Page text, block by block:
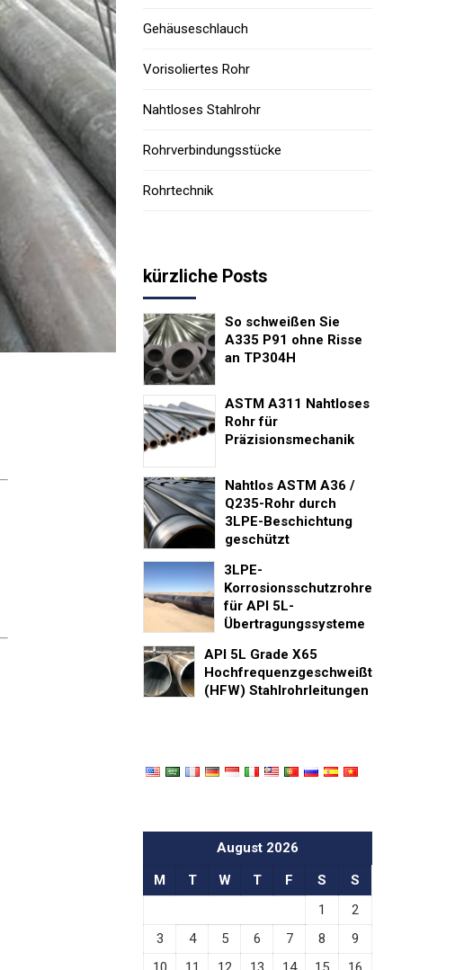
Gehäuseschlauch
Vorisoliertes Rohr
Nahtloses Stahlrohr
Rohrverbindungsstücke
Rohrtechnik
kürzliche Posts
So schweißen Sie
A335 P91 ohne Risse
an TP304H
ASTM A311 Nahtloses
Rohr für
Präzisionsmechanik
Nahtlos ASTM A36 /
Q235-Rohr durch
3LPE-Beschichtung
geschützt
3LPE-
Korrosionsschutzrohre
für API 5L-
Übertragungssysteme
API 5L Grade X65
Hochfrequenzgeschweißt
(HFW) Stahlrohrleitungen
August 2026
M
T W T F S
S
1
2
3
4 5 6 7 8
9